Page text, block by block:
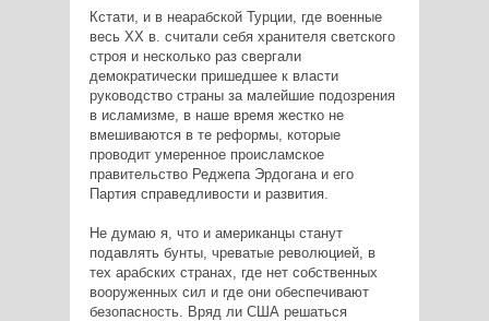
Кстати, и в неарабской Турции, где военные
весь XX в. считали себя хранителя светского
строя и несколько раз свергали
демократически пришедшее к власти
руководство страны за малейшие подозрения
в исламизме, в наше время жестко не
вмешиваются в те реформы, которые
проводит умеренное происламское
правительство Реджепа Эрдогана и его
Партия справедливости и развития.
Не думаю я, что и американцы станут
подавлять бунты, чреватые революцией, в
тех арабских странах, где нет собственных
вооруженных сил и где они обеспечивают
безопасность. Вряд ли США решаться